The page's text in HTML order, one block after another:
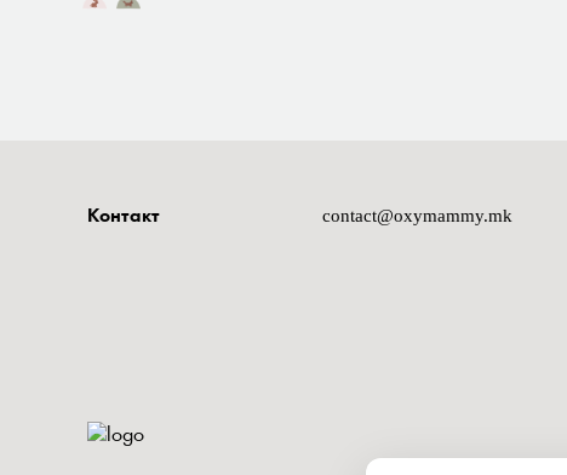
Контакт contact@oxymammy.mk